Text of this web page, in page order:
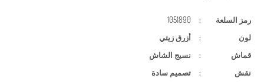
رمز السلعة :
1051890
لون
:
أزرق زيتي
قماش
:
نسيج الشاش
نقش
:
تصميم سادة